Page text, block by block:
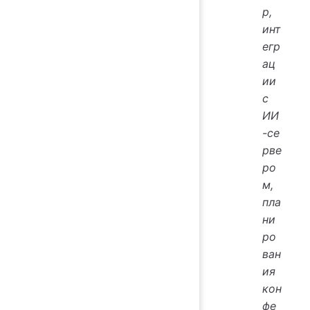
р,
инт
егр
ац
ии
с
ИИ
-се
рве
ро
м,
пла
ни
ро
ван
ия
кон
фе